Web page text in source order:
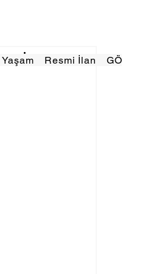
Yaşam Resmi İlan